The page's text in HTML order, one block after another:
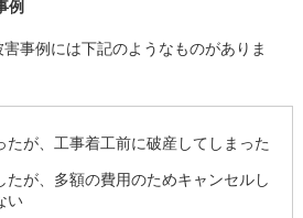
例
事例には下記のようなものがありま
たが、工事着工前に破産してしまった
たが、多額の費用のためキャンセルし
い